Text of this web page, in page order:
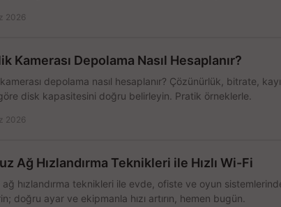
2026
Kamerası Depolama Nasıl Hesaplanır?
depolama nasıl hesaplanır? Çözünürlük, bitrate,
göre disk kapasitesini doğru belirleyin. Pratik örneklerle.
2026
Ağ Hızlandırma Teknikleri ile Hızlı Wi-Fi
hızlandırma teknikleri ile evde, ofiste ve oyun sistemlerinde
doğru ayar ve ekipmanla hızı artırın, hemen bugün.